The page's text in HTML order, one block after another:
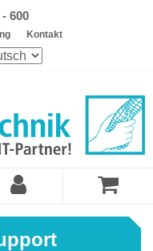
600
Kontakt